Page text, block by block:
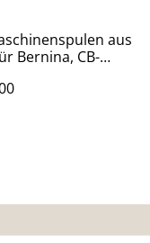
aus
Bernina, CB-